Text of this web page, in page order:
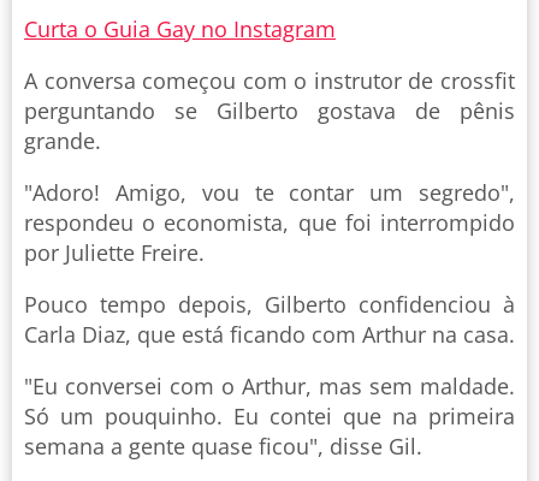
Curta o Guia Gay no Instagram
A conversa começou com o instrutor de crossfit
perguntando se Gilberto gostava de pênis
grande.
"Adoro! Amigo, vou te contar um segredo",
respondeu o economista, que foi interrompido
por Juliette Freire.
Pouco tempo depois, Gilberto confidenciou à
Carla Diaz, que está ficando com Arthur na casa.
"Eu conversei com o Arthur, mas sem maldade.
Só um pouquinho. Eu contei que na primeira
semana a gente quase ficou", disse Gil.